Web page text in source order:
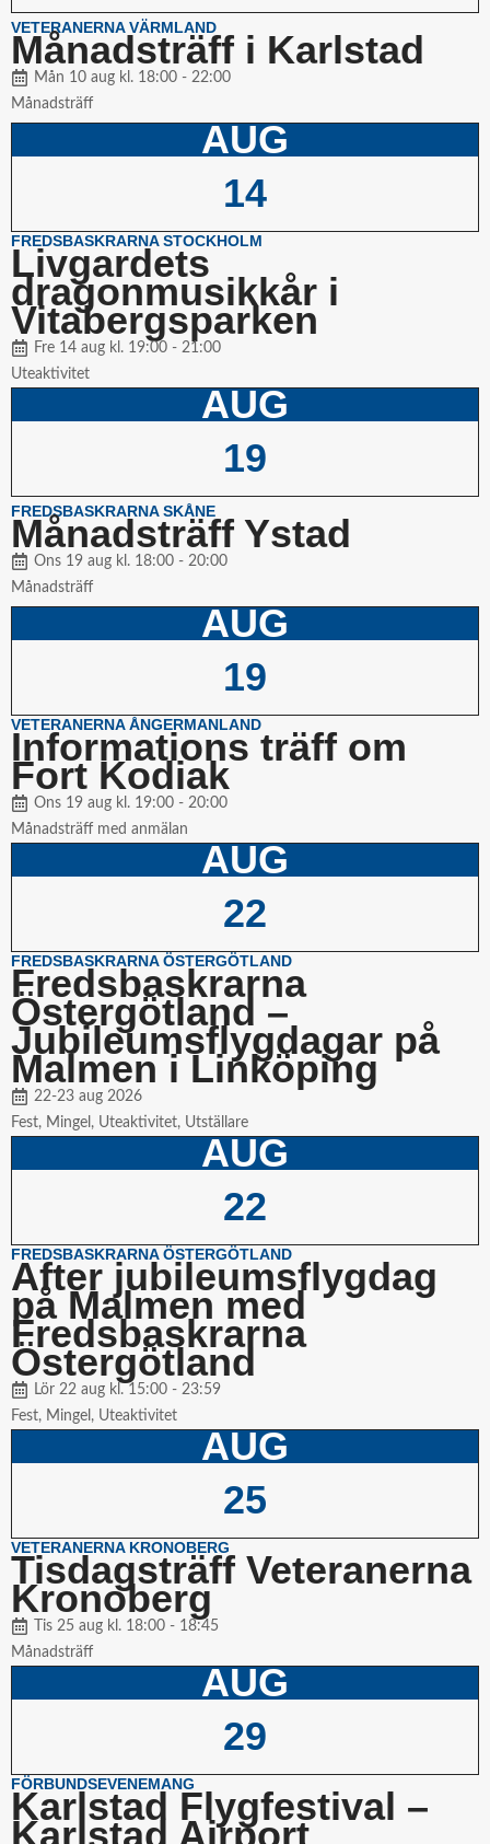
VETERANERNA VÄRMLAND
Månadsträff i Karlstad
Mån 10 aug kl. 18:00 - 22:00
Månadsträff
AUG
14
FREDSBASKRARNA STOCKHOLM
Livgardets
dragonmusikkår i
Vitabergsparken
Fre 14 aug kl. 19:00 - 21:00
Uteaktivitet
AUG
19
FREDSBASKRARNA SKÅNE
Månadsträff Ystad
Ons 19 aug kl. 18:00 - 20:00
Månadsträff
AUG
19
VETERANERNA ÅNGERMANLAND
Informations träff om
Fort Kodiak
Ons 19 aug kl. 19:00 - 20:00
Månadsträff med anmälan
AUG
22
FREDSBASKRARNA ÖSTERGÖTLAND
Fredsbaskrarna
Östergötland –
Jubileumsflygdagar på
Malmen i Linköping
22-23 aug 2026
Fest, Mingel , Uteaktivitet, Utställare
AUG
22
FREDSBASKRARNA ÖSTERGÖTLAND
After jubileumsflygdag
på Malmen med
Fredsbaskrarna
Östergötland
Lör 22 aug kl. 15:00 - 23:59
Fest, Mingel , Uteaktivitet
AUG
25
VETERANERNA KRONOBERG
Tisdagsträff Veteranerna
Kronoberg
Tis 25 aug kl. 18:00 - 18:45
Månadsträff
AUG
29
FÖRBUNDSEVENEMANG
Karlstad Flygfestival –
Karlstad Airport